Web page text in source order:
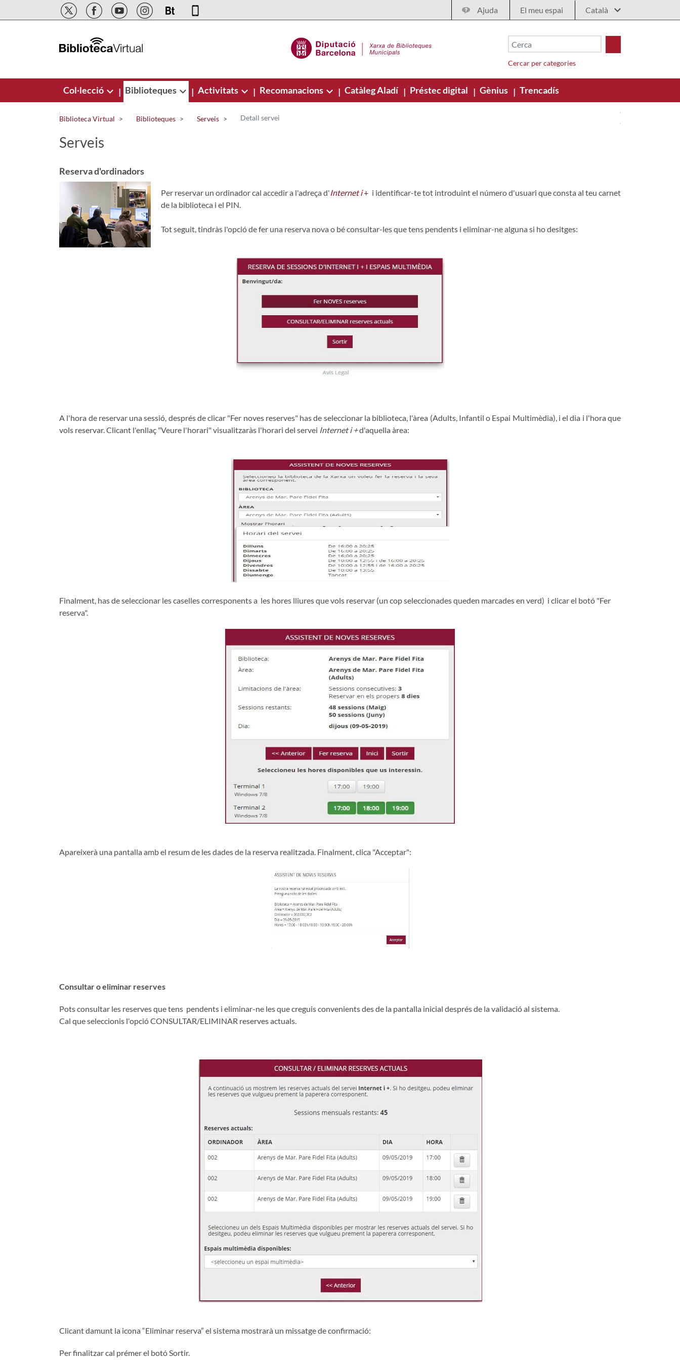
Salta al contingut principal Ajuda El meu espai
Cercar per categories
Col·lecció | Biblioteques | Activitats | Recomanacions | Catàleg Aladí | Préstec digital | Gènius | Trencadís
Biblioteca Virtual Biblioteques Serveis Detall servei
Serveis
Reserva d'ordinadors
Per reservar un ordinador cal accedir a l'adreça d'Internet i+ i identificar-te tot introduint el número d'usuari que consta al teu carnet
de la biblioteca i el PIN.
Tot seguit, tindràs l'opció de fer una reserva nova o bé consultar-les que tens pendents i eliminar-ne alguna si ho desitges:
A l'hora de reservar una sessió, després de clicar "Fer noves reserves" has de seleccionar la biblioteca, l'àrea (Adults, Infantil o Espai Multimèdia), i el dia i l'hora que
vols reservar. Clicant l'enllaç "Veure l'horari" visualitzaràs l'horari del servei Internet i +d'aquella àrea:
Finalment, has de seleccionar les caselles corresponents a les hores lliures que vols reservar (un cop seleccionades queden marcades en verd) i clicar el botó "Fer
reserva".
Apareixerà una pantalla amb el resum de les dades de la reserva realitzada. Finalment, clica "Acceptar":
Consultar o eliminar reserves
Pots consultar les reserves que tens pendents i eliminar-ne les que creguis convenients des de la pantalla inicial després de la validació al sistema.
Cal que seleccionis l'opció CONSULTAR/ELIMINAR reserves actuals.
Clicant damunt la icona “Eliminar reserva” el sistema mostrarà un missatge de confirmació:
Per finalitzar cal prémer el botó Sortir.